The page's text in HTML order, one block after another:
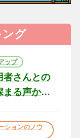
ング
ップ
者さんとの
まる声かけ
22）
ションのノウ